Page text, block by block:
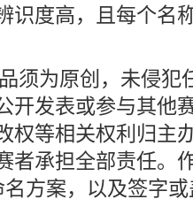
识度高，且每个名
须为原创，未侵犯
开发表或参与其他
权等相关权利归主
者承担全部责任。
方案，以及签字